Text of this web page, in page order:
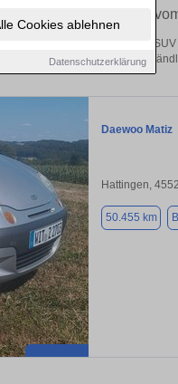
Cookies ablehnen
Datenschutzerklärung
Daewoo –
Von Kleinwagen bis hin zum
Bochum von privat und vom
Daewoo Matiz
Hattingen,
50.455 km